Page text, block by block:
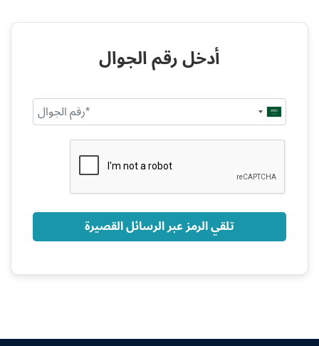
أدخل رقم الجوال
Saudi
Arabia
تلقي الرمز عبر الرسائل القصيرة